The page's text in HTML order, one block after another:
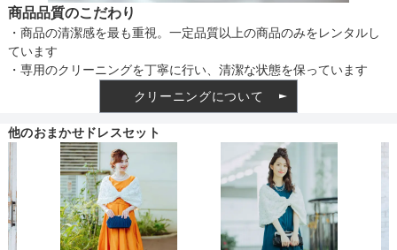
商品品質のこだわり
・商品の清潔感を最も重視。一定品質以上の商品のみをレンタルし
ています
・専用のクリーニングを丁寧に行い、清潔な状態を保っています
クリーニングについて
他のおまかせドレスセット